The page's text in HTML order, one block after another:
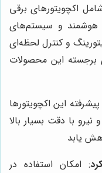
اکچویتورهای برقی
هوشمند و سیستم‌های
و کنترل لحظه‌ای
برجسته این محصولات
این اکچویتورها
با دقت بسیار بالا
یابد
: امکان استفاده در